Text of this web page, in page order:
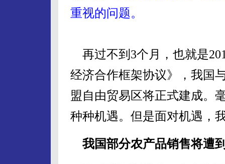
重视的问题。
再过不到3个月，也就是
经济合作框架协议》，我国
盟自由贸易区将正式建成。
种种机遇。但是面对机遇，
我国部分农产品销售将遭